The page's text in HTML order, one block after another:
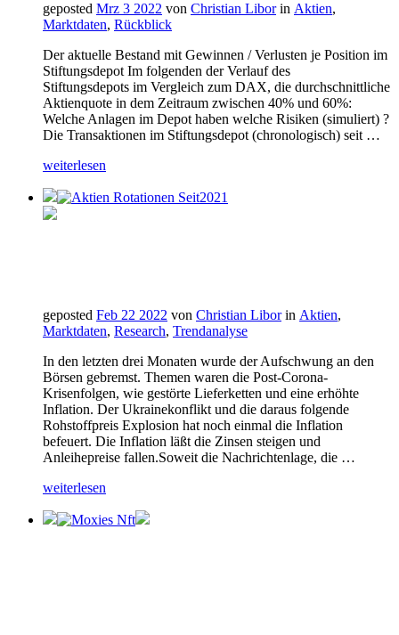
geposted Mrz 3 2022 von Christian Libor in Aktien,
Marktdaten, Rückblick
Der aktuelle Bestand mit Gewinnen / Verlusten je Position im
Stiftungsdepot Im folgenden der Verlauf des
Stiftungsdepots im Vergleich zum DAX, die durchschnittliche
Aktienquote in dem Zeitraum zwischen 40% und 60%:
Welche Anlagen im Depot haben welche Risiken (simuliert) ?
Die Transaktionen im Stiftungsdepot (chronologisch) seit …
weiterlesen
geposted Feb 22 2022 von Christian Libor in Aktien,
Marktdaten, Research, Trendanalyse
In den letzten drei Monaten wurde der Aufschwung an den
Börsen gebremst. Themen waren die Post-Corona-
Krisenfolgen, wie gestörte Lieferketten und eine erhöhte
Inflation. Der Ukrainekonflikt und die daraus folgende
Rohstoffpreis Explosion hat noch einmal die Inflation
befeuert. Die Inflation läßt die Zinsen steigen und
Anleihepreise fallen.Soweit die Nachrichtenlage, die …
weiterlesen